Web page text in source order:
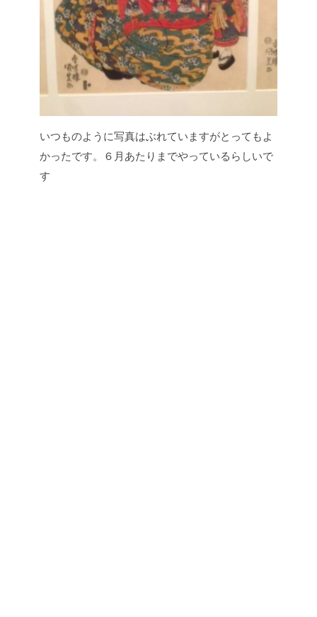
いつものように写真はぶれていますがとってもよ
かったです。６月あたりまでやっているらしいで
す